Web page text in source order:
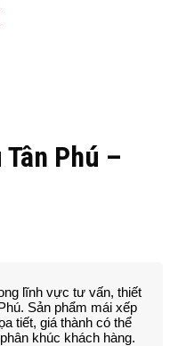
Phú –
lĩnh vực tư vấn, thiết
Sản phẩm mái xếp
tiết, giá thành có thể
khúc khách hàng.